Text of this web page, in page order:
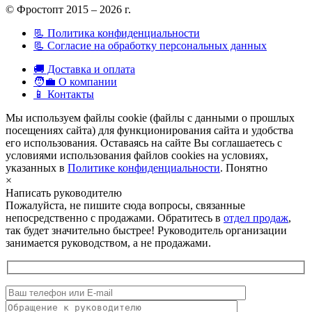
© Фростопт 2015 – 2026 г.
📃 Политика конфиденциальности
📃 Согласие на обработку персональных данных
🚚 Доставка и оплата
🧑‍💼 О компании
📱 Контакты
Мы используем файлы cookie (файлы с данными о прошлых
посещениях сайта) для функционирования сайта и удобства
его использования. Оставаясь на сайте Вы соглашаетесь с
условиями использования файлов cookies на условиях,
указанных в Политике конфиденциальности. Понятно
×
Написать руководителю
Пожалуйста, не пишите сюда вопросы, связанные
непосредственно с продажами. Обратитесь в отдел продаж,
так будет значительно быстрее! Руководитель организации
занимается руководством, а не продажами.